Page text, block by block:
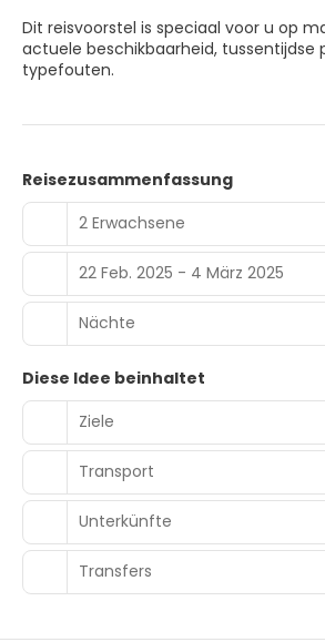
Dit reisvoorstel is speciaal voor u op
actuele beschikbaarheid, tussentijdse
typefouten.
Reisezusammenfassung
2 Erwachsene
22 Feb. 2025 - 4 März 2025
Nächte
Diese Idee beinhaltet
Ziele
Transport
Unterkünfte
Transfers